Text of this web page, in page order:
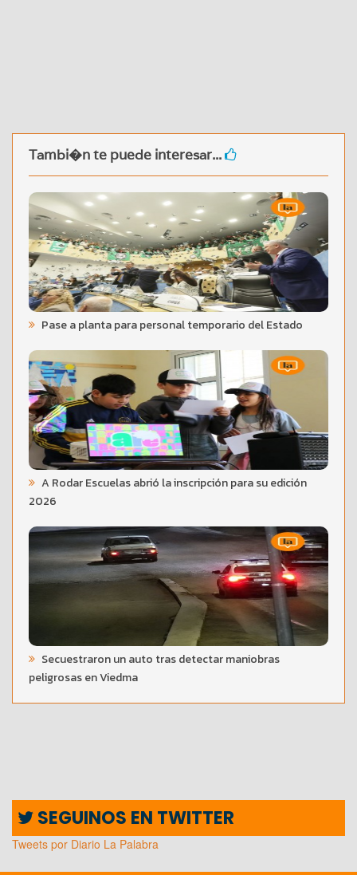
Tambi�n te puede interesar...
Pase a planta para personal temporario del Estado
A Rodar Escuelas abrió la inscripción para su edición
2026
Secuestraron un auto tras detectar maniobras
peligrosas en Viedma
SEGUINOS EN TWITTER
Tweets por Diario La Palabra